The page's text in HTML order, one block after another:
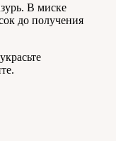
В миске
до получения